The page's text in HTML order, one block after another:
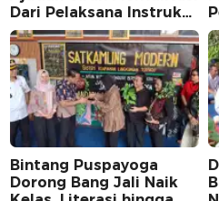
Dari Pelaksana Instruksi
Jadi Pencipta Nilai
Bintang Puspayoga
Dorong Bang Jali Naik